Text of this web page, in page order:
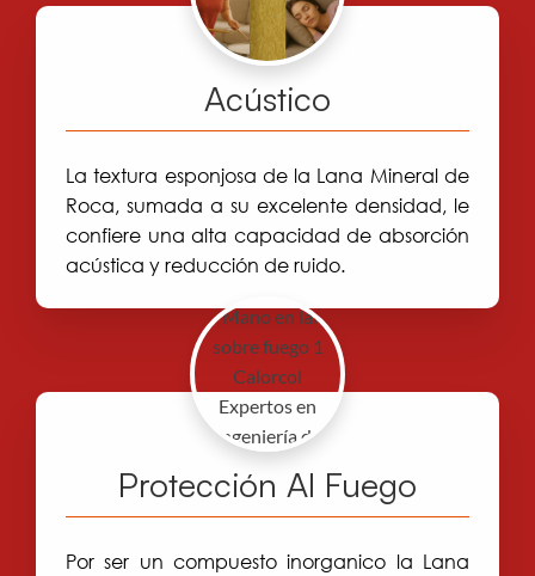
Acústico
La textura esponjosa de la Lana Mineral de
Roca, sumada a su excelente densidad, le
confiere una alta capacidad de absorción
acústica y reducción de ruido.
Protección Al Fuego
Por ser un compuesto inorganico la Lana